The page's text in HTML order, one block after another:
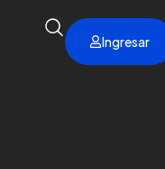
Ingresar